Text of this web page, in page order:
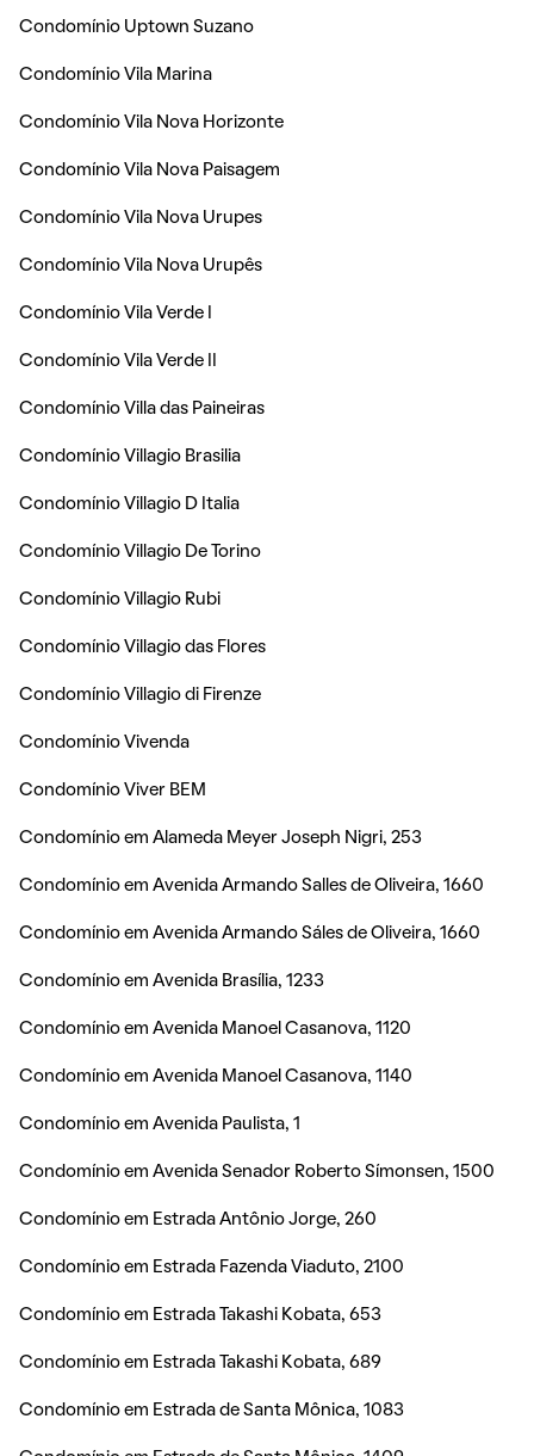
Condomínio Uptown Suzano
Condomínio Vila Marina
Condomínio Vila Nova Horizonte
Condomínio Vila Nova Paisagem
Condomínio Vila Nova Urupes
Condomínio Vila Nova Urupês
Condomínio Vila Verde I
Condomínio Vila Verde II
Condomínio Villa das Paineiras
Condomínio Villagio Brasilia
Condomínio Villagio D Italia
Condomínio Villagio De Torino
Condomínio Villagio Rubi
Condomínio Villagio das Flores
Condomínio Villagio di Firenze
Condomínio Vivenda
Condomínio Viver BEM
Condomínio em Alameda Meyer Joseph Nigri, 253
Condomínio em Avenida Armando Salles de Oliveira, 1660
Condomínio em Avenida Armando Sáles de Oliveira, 1660
Condomínio em Avenida Brasília, 1233
Condomínio em Avenida Manoel Casanova, 1120
Condomínio em Avenida Manoel Casanova, 1140
Condomínio em Avenida Paulista, 1
Condomínio em Avenida Senador Roberto Símonsen, 1500
Condomínio em Estrada Antônio Jorge, 260
Condomínio em Estrada Fazenda Viaduto, 2100
Condomínio em Estrada Takashi Kobata, 653
Condomínio em Estrada Takashi Kobata, 689
Condomínio em Estrada de Santa Mônica, 1083